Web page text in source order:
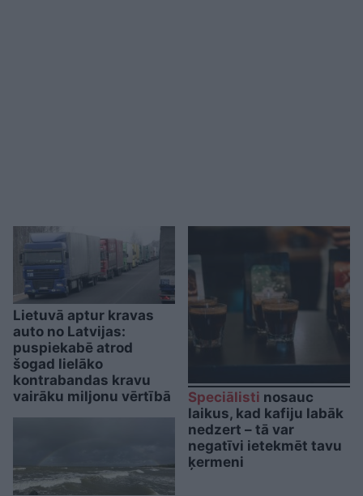
Lietuvā aptur kravas
auto no Latvijas:
puspiekabē atrod
šogad lielāko
kontrabandas kravu
vairāku miljonu vērtībā
Speciālisti nosauc
laikus, kad kafiju labāk
nedzert – tā var
negatīvi ietekmēt tavu
ķermeni